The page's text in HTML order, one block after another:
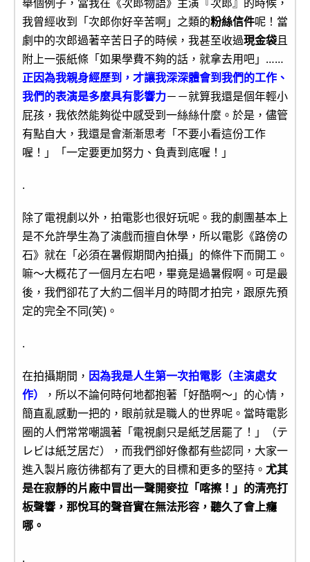
我曾經收到「次郎你好辛苦啊」之類的粉絲信件呢！當
劇中的次郎過著辛苦日子的時候，我甚至收過現金袋且
附上一張紙條「如果學費不夠的話，就拿去用吧」……
正因為我親身經歷到，才讓我深深體會到我們的工作、
我們的表演是多麼具有影響力－－就算我還是個年輕小
屁孩，我依然能夠從中感受到一絲絲什麼。於是，儘管
有點自大，我還是會漸漸思考「不要小看這份工作
喔！」「一定要更加努力、負責到底喔！」
.
除了電視劇以外，拍電影也很好玩呢。我的劇團基本上
是不允許學生為了演戲而擅自休學，所以電影《路傍の
石》就在「必須在暑假期間內拍攝」的條件下而開工。
嘛～大概花了一個月左右吧，畢竟是過暑假啊。可是最
後，我們卻花了大約二個半月的時間才拍完，跟原先預
定的完全不同(笑)。
.
在拍攝期間， 因為我是人生第一次拍電影（主演處女
作）
，所以不論何時何地都抱著「好酷啊～」的心情，
簡直亂感動一把的，眼前就是職人的世界呢。當時電影
圈的人們常常嘲諷著「電視劇只是紙芝居罷了！」（テ
レビは紙芝居だ），而我們卻好像都有些認同，大家一
進入製片廠彷彿都有了更大的目標和更多的堅持。 尤其
是在寂靜的片廠中冒出一聲開麥拉「喀擦！」的清亮打
板聲響，那悅耳的聲音實在無法形容，聽久了會上癮
哪。
.